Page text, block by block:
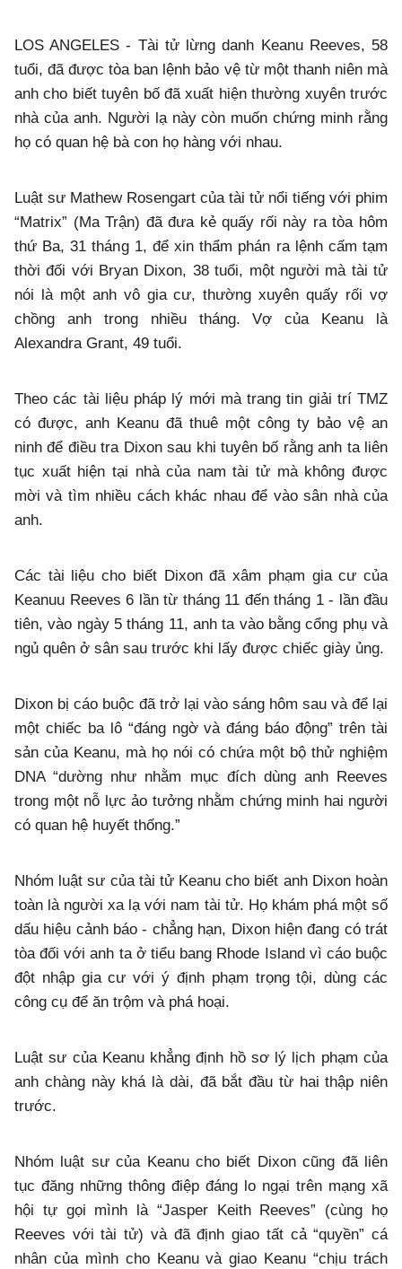
LOS ANGELES - Tài tử lừng danh Keanu Reeves, 58
tuổi, đã được tòa ban lệnh bảo vệ từ một thanh niên mà
anh cho biết tuyên bố đã xuất hiện thường xuyên trước
nhà của anh. Người lạ này còn muốn chứng minh rằng
họ có quan hệ bà con họ hàng với nhau.
Luật sư Mathew Rosengart của tài tử nổi tiếng với phim
“Matrix” (Ma Trận) đã đưa kẻ quấy rối này ra tòa hôm
thứ Ba, 31 tháng 1, để xin thẩm phán ra lệnh cấm tạm
thời đối với Bryan Dixon, 38 tuổi, một người mà tài tử
nói là một anh vô gia cư, thường xuyên quấy rối vợ
chồng anh trong nhiều tháng. Vợ của Keanu là
Alexandra Grant, 49 tuổi.
Theo các tài liệu pháp lý mới mà trang tin giải trí TMZ
có được, anh Keanu đã thuê một công ty bảo vệ an
ninh để điều tra Dixon sau khi tuyên bố rằng anh ta liên
tục xuất hiện tại nhà của nam tài tử mà không được
mời và tìm nhiều cách khác nhau để vào sân nhà của
anh.
Các tài liệu cho biết Dixon đã xâm phạm gia cư của
Keanuu Reeves 6 lần từ tháng 11 đến tháng 1 - lần đầu
tiên, vào ngày 5 tháng 11, anh ta vào bằng cổng phụ và
ngủ quên ở sân sau trước khi lấy được chiếc giày ủng.
Dixon bị cáo buộc đã trở lại vào sáng hôm sau và để lại
một chiếc ba lô “đáng ngờ và đáng báo động” trên tài
sản của Keanu, mà họ nói có chứa một bộ thử nghiệm
DNA “dường như nhằm mục đích dùng anh Reeves
trong một nỗ lực ảo tưởng nhằm chứng minh hai người
có quan hệ huyết thống.”
Nhóm luật sư của tài tử Keanu cho biết anh Dixon hoàn
toàn là người xa lạ với nam tài tử. Họ khám phá một số
dấu hiệu cảnh báo - chẳng hạn, Dixon hiện đang có trát
tòa đối với anh ta ở tiểu bang Rhode Island vì cáo buộc
đột nhập gia cư với ý định phạm trọng tội, dùng các
công cụ để ăn trộm và phá hoại.
Luật sư của Keanu khẳng định hồ sơ lý lịch phạm của
anh chàng này khá là dài, đã bắt đầu từ hai thập niên
trước.
Nhóm luật sư của Keanu cho biết Dixon cũng đã liên
tục đăng những thông điệp đáng lo ngại trên mạng xã
hội tự gọi mình là “Jasper Keith Reeves” (cùng họ
Reeves với tài tử) và đã định giao tất cả “quyền” cá
nhân của mình cho Keanu và giao Keanu “chịu trách